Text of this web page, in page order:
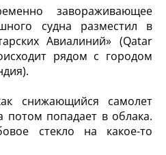
завораживающее
судна разместил в
Авиалиний» (Qatar
рядом с городом
снижающийся самолет
попадает в облака.
стекло на какое-то